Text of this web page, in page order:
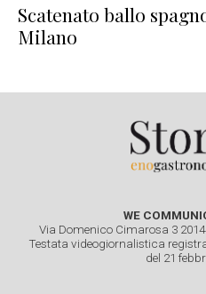
Scatenato ballo
Milano
WE
Via Domenico Cimarosa 3
Testata videogiornalistica
del 21